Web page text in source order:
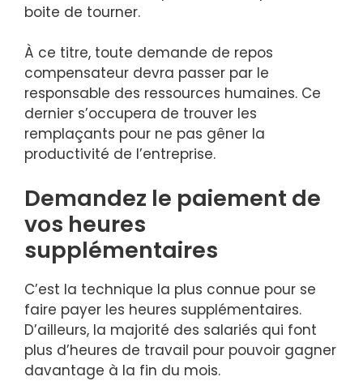
boite de tourner.
À ce titre, toute demande de repos
compensateur devra passer par le
responsable des ressources humaines. Ce
dernier s’occupera de trouver les
remplaçants pour ne pas gêner la
productivité de l’entreprise.
Demandez le paiement de
vos heures
supplémentaires
C’est la technique la plus connue pour se
faire payer les heures supplémentaires.
D’ailleurs, la majorité des salariés qui font
plus d’heures de travail pour pouvoir gagner
davantage à la fin du mois.